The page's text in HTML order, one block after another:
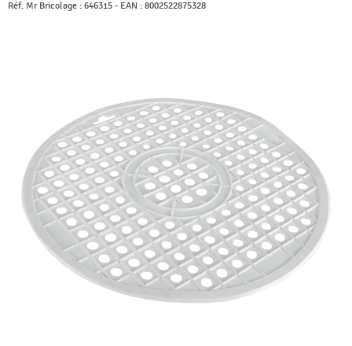
Réf. Mr Bricolage : 646315 - EAN : 8002522875328